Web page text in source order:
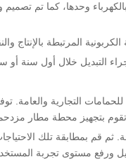
وحدها، كما تم
المرتبطة بالإنتاج
التبديل خلال أول سنة أو
بتجهيز محطة مطار
ثم قم بمطابقة تلك
ورفع مستوى تجربة